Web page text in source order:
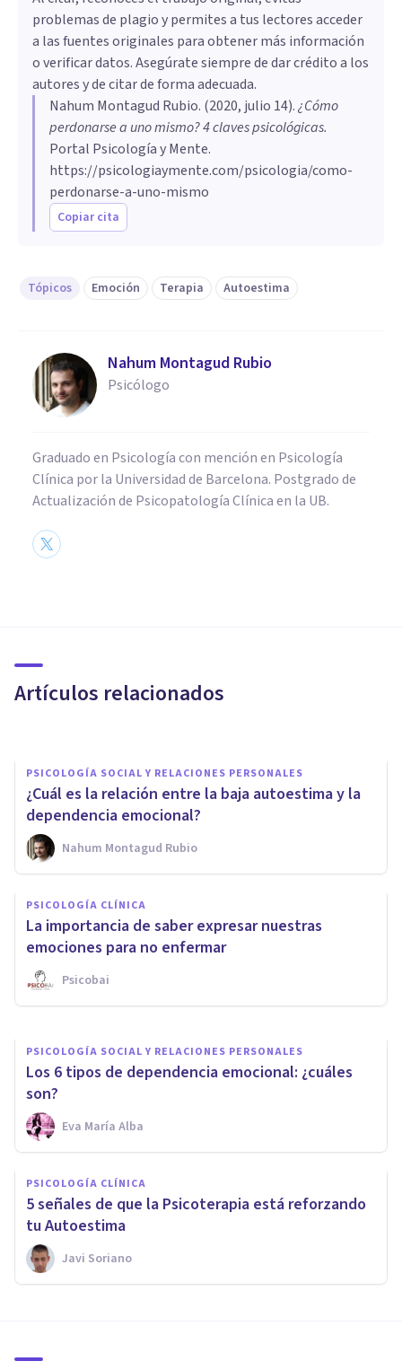
problemas de plagio y permites a tus lectores acceder
a las fuentes originales para obtener más información
o verificar datos. Asegúrate siempre de dar crédito a los
autores y de citar de forma adecuada.
Nahum Montagud Rubio. (2020, julio 14).¿Cómo
perdonarse a uno mismo? 4 claves psicológicas.
Portal Psicología y Mente.
https://psicologiaymente.com/psicologia/como-
perdonarse-a-uno-mismo
Copiar cita
Tópicos Emoción Terapia Autoestima
Nahum Montagud Rubio
Psicólogo
Graduado en Psicología con mención en Psicología
Clínica por la Universidad de Barcelona. Postgrado de
Actualización de Psicopatología Clínica en la UB.
Artículos relacionados
y cómo se usa
PSICOLOGÍA SOCIAL Y RELACIONES PERSONALES
¿Cuál es la relación entre la baja autoestima y la
dependencia emocional?
Nahum Montagud Rubio
PSICOLOGÍA CLÍNICA
La importancia de saber expresar nuestras
emociones para no enfermar
Psicobai
PSICOLOGÍA EDUCATIVA Y DEL DESARROLLO
Negligencia emocional
infantil: características,
efectos y tratamiento
Nahum Montagud Rubio
PSICOLOGÍA SOCIAL Y RELACIONES PERSONALES
Los 6 tipos de dependencia emocional: ¿cuáles
son?
Eva María Alba
PSICOLOGÍA CLÍNICA
5 señales de que la Psicoterapia está reforzando
tu Autoestima
Javi Soriano